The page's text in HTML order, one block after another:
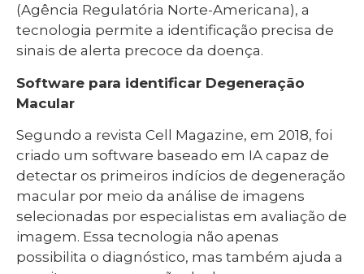
(Agência Regulatória Norte-Americana), a
tecnologia permite a identificação precisa de
sinais de alerta precoce da doença.
Software para identificar Degeneração
Macular
Segundo a revista Cell Magazine, em 2018, foi
criado um software baseado em IA capaz de
detectar os primeiros indícios de degeneração
macular por meio da análise de imagens
selecionadas por especialistas em avaliação de
imagem. Essa tecnologia não apenas
possibilita o diagnóstico, mas também ajuda a